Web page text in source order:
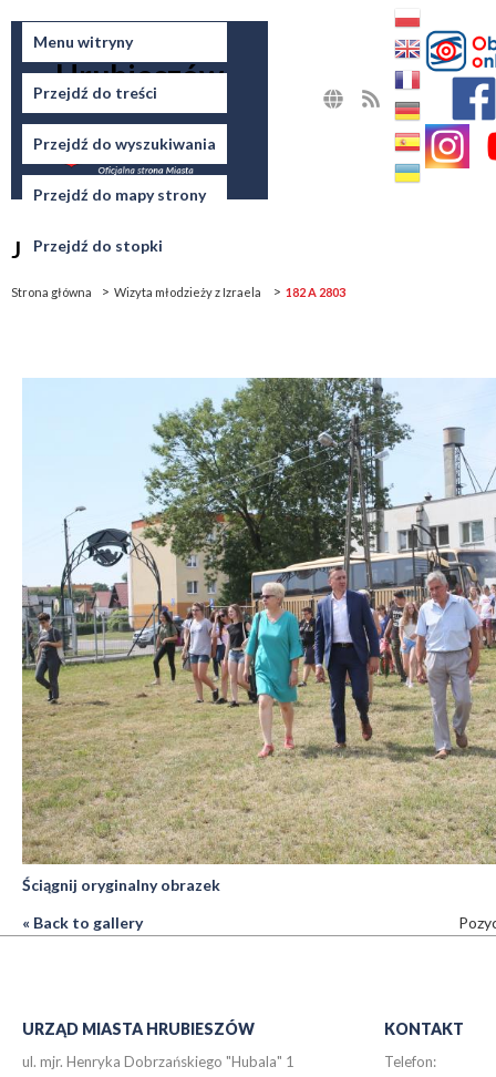
Menu witryny
Przejdź do treści
Przejdź do wyszukiwania
Przejdź do mapy strony
Przejdź do stopki
Miasto
Hrubieszów
Jesteś tutaj
Strona główna Wizyta młodzieży z Izraela 182 A 2803
Ściągnij oryginalny obrazek
« Back to gallery
URZĄD MIASTA HRUBIESZÓW
ul. mjr. Henryka Dobrzańskiego "Hubala" 1
KONTAKT
Telefon: